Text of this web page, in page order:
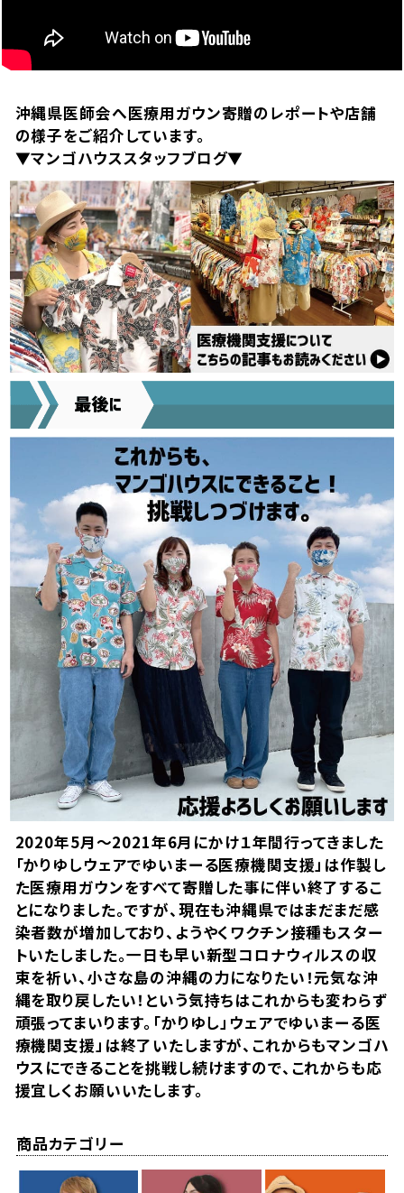
沖縄県医師会へ医療用ガウン寄贈のレポートや店舗
の様子をご紹介しています。
▼マンゴハウススタッフブログ▼
2020年5月～2021年6月にかけ１年間行ってきました
「かりゆしウェアでゆいまーる医療機関支援」は作製し
た医療用ガウンをすべて寄贈した事に伴い終了するこ
とになりました。ですが、現在も沖縄県ではまだまだ感
染者数が増加しており、ようやくワクチン接種もスター
トいたしました。一日も早い新型コロナウィルスの収
束を祈い、小さな島の沖縄の力になりたい！元気な沖
縄を取り戻したい！という気持ちはこれからも変わらず
頑張ってまいります。「かりゆし」ウェアでゆいまーる医
療機関支援」は終了いたしますが、これからもマンゴハ
ウスにできることを挑戦し続けますので、これからも応
援宜しくお願いいたします。
商品カテゴリー